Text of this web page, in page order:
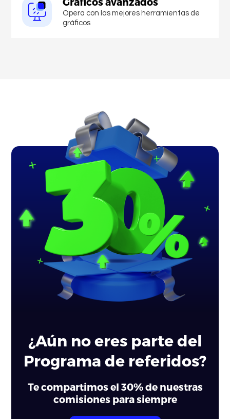
Opera con las mejores herramientas de
gráficos
¿Aún no eres parte del
Programa de referidos?
Te compartimos el 30% de nuestras
comisiones para siempre